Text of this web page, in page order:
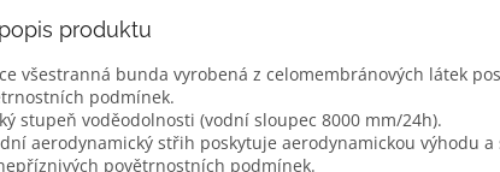
produktu
všestranná bunda vyrobená z celomembránových látek
podmínek.
stupeň voděodolnosti (vodní sloupec 8000 mm/24h).
aerodynamický střih poskytuje aerodynamickou výhodu
povětrnostních podmínek.